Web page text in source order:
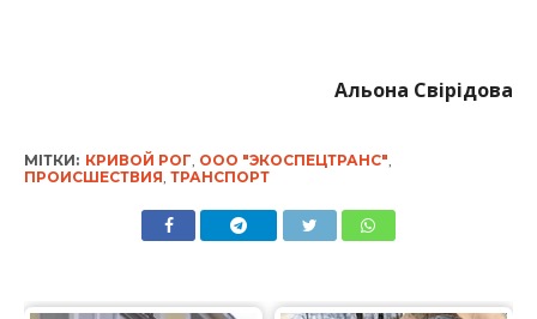
Альона Свірідова
МІТКИ: КРИВОЙ РОГ, ООО "ЭКОСПЕЦТРАНС",
ПРОИСШЕСТВИЯ, ТРАНСПОРТ